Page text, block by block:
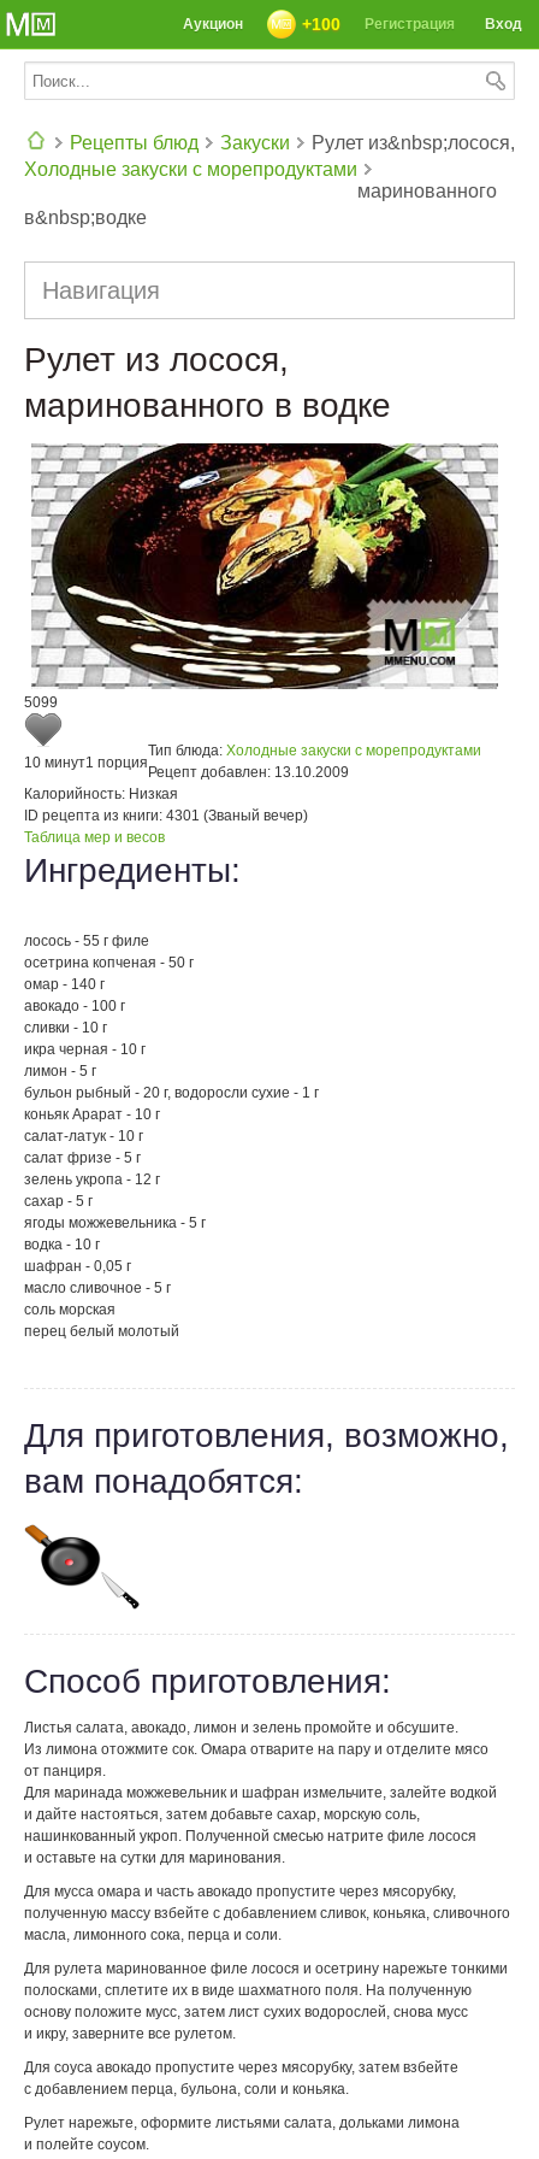
Вход
Регистрация
+100
Аукцион
Рецепты блюд
Закуски
Холодные закуски с морепродуктами
Рулет из&nbsp;лосося,
маринованного
в&nbsp;водке
Навигация
Рулет из лосося,
маринованного в водке
5099
10 минут1 порция
Тип блюда: Холодные закуски с морепродуктами
Рецепт добавлен: 13.10.2009
Калорийность: Низкая
ID рецепта из книги: 4301 (Званый вечер)
Таблица мер и весов
Ингредиенты:
лосось - 55 г филе
осетрина копченая - 50 г
омар - 140 г
авокадо - 100 г
сливки - 10 г
икра черная - 10 г
лимон - 5 г
бульон рыбный - 20 г, водоросли сухие - 1 г
коньяк Арарат - 10 г
салат-латук - 10 г
салат фризе - 5 г
зелень укропа - 12 г
сахар - 5 г
ягоды можжевельника - 5 г
водка - 10 г
шафран - 0,05 г
масло сливочное - 5 г
соль морская
перец белый молотый
Для приготовления, возможно,
вам понадобятся:
Способ приготовления:
Листья салата, авокадо, лимон и зелень промойте и обсушите.
Из лимона отожмите сок. Омара отварите на пару и отделите мясо
от панциря.
Для маринада можжевельник и шафран измельчите, залейте водкой
и дайте настояться, затем добавьте сахар, морскую соль,
нашинкованный укроп. Полученной смесью натрите филе лосося
и оставьте на сутки для маринования.
Для мусса омара и часть авокадо пропустите через мясорубку,
полученную массу взбейте с добавлением сливок, коньяка, сливочного
масла, лимонного сока, перца и соли.
Для рулета маринованное филе лосося и осетрину нарежьте тонкими
полосками, сплетите их в виде шахматного поля. На полученную
основу положите мусс, затем лист сухих водорослей, снова мусс
и икру, заверните все рулетом.
Для соуса авокадо пропустите через мясорубку, затем взбейте
с добавлением перца, бульона, соли и коньяка.
Рулет нарежьте, оформите листьями салата, дольками лимона
и полейте соусом.